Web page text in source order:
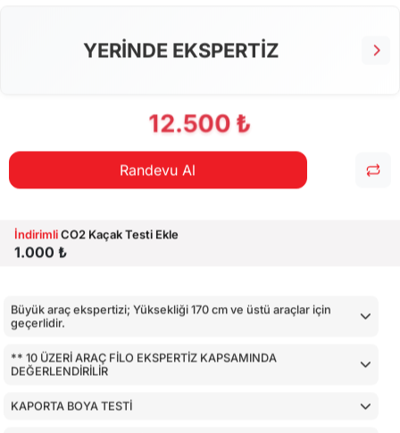
YERİNDE EKSPERTİZ
12.500 ₺
Randevu Al
İndirimliCO2 Kaçak Testi Ekle
1.000 ₺
Büyük araç ekspertizi; Yüksekliği 170 cm ve üstü araçlar için
geçerlidir.
** 10 ÜZERİ ARAÇ FİLO EKSPERTİZ KAPSAMINDA
DEĞERLENDİRİLİR
KAPORTA BOYA TESTİ